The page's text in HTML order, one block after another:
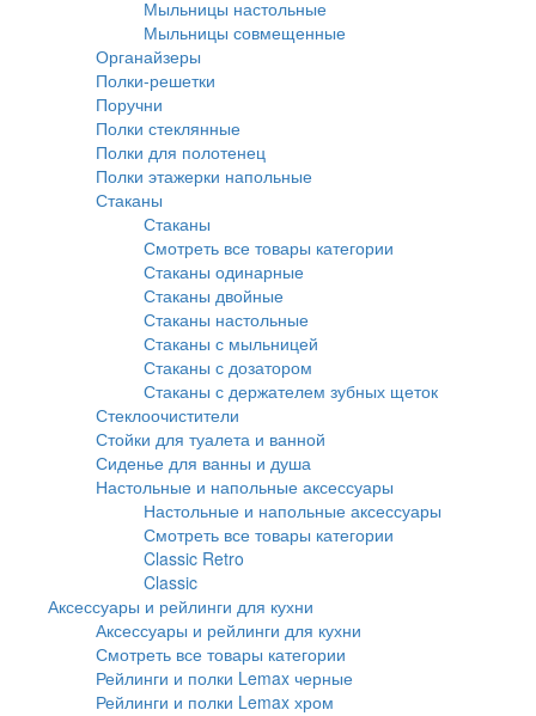
Мыльницы настольные
Мыльницы совмещенные
Органайзеры
Полки-решетки
Поручни
Полки стеклянные
Полки для полотенец
Полки этажерки напольные
Стаканы
Стаканы
Смотреть все товары категории
Стаканы одинарные
Стаканы двойные
Стаканы настольные
Стаканы с мыльницей
Стаканы с дозатором
Стаканы с держателем зубных щеток
Стеклоочистители
Стойки для туалета и ванной
Сиденье для ванны и душа
Настольные и напольные аксессуары
Настольные и напольные аксессуары
Смотреть все товары категории
Classic Retro
Classic
Аксессуары и рейлинги для кухни
Аксессуары и рейлинги для кухни
Смотреть все товары категории
Рейлинги и полки Lemax черные
Рейлинги и полки Lemax хром